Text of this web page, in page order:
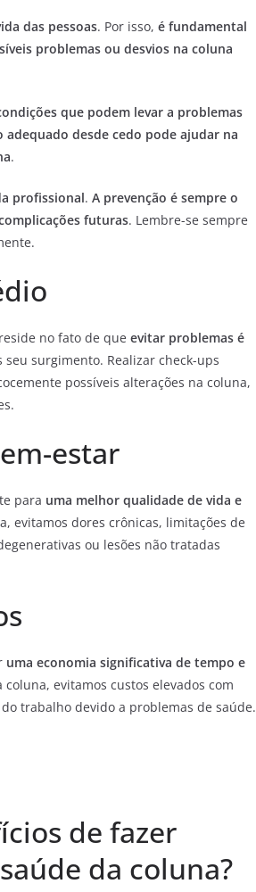
das pessoas. Por isso, é fundamental
problemas ou desvios na coluna
que podem levar a problemas
desde cedo pode ajudar na
.
profissional. A prevenção é sempre o
futuras. Lembre-se sempre
no fato de que evitar problemas é
surgimento. Realizar check-ups
possíveis alterações na coluna,
estar
para uma melhor qualidade de vida e
evitamos dores crônicas, limitações de
ou lesões não tratadas
uma economia significativa de tempo e
evitamos custos elevados com
trabalho devido a problemas de saúde.
de fazer
da coluna?